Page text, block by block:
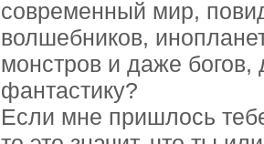
современный мир,
волшебников,
монстров и даже богов,
фантастику?
Если мне пришлось